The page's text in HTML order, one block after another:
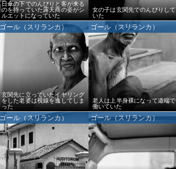
日傘の下でのんびりと客が来る
のを待っていた露天商の姿がシ
ルエットになっていた
女の子は玄関先でのんびりして
いた
ゴール（スリランカ）
玄関先に立っていたイヤリング
をした老婆は視線を逸してしま
った
ゴール（スリランカ）
老人は上半身裸になって道端で
働いていた
ゴール（スリランカ） ゴール（スリランカ）